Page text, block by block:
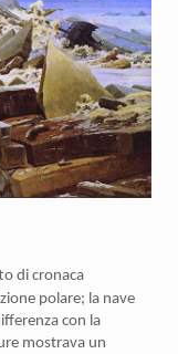
di cronaca
polare; la nave
con la
mostrava un